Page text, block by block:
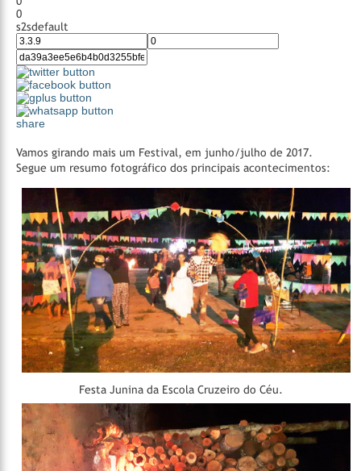
0
s2sdefault
share
Vamos girando mais um Festival, em junho/julho de 2017.
Segue um resumo fotográfico dos principais acontecimentos:
Festa Junina da Escola Cruzeiro do Céu.